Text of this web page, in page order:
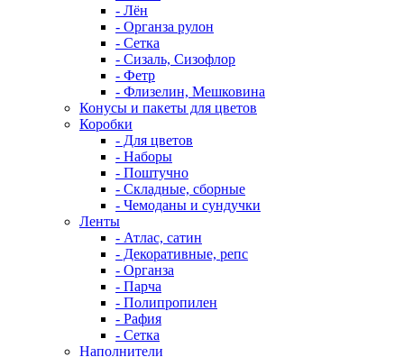
- Лён
- Органза рулон
- Сетка
- Сизаль, Сизофлор
- Фетр
- Флизелин, Мешковина
Конусы и пакеты для цветов
Коробки
- Для цветов
- Наборы
- Поштучно
- Складные, сборные
- Чемоданы и сундучки
Ленты
- Атлас, сатин
- Декоративные, репс
- Органза
- Парча
- Полипропилен
- Рафия
- Сетка
Наполнители